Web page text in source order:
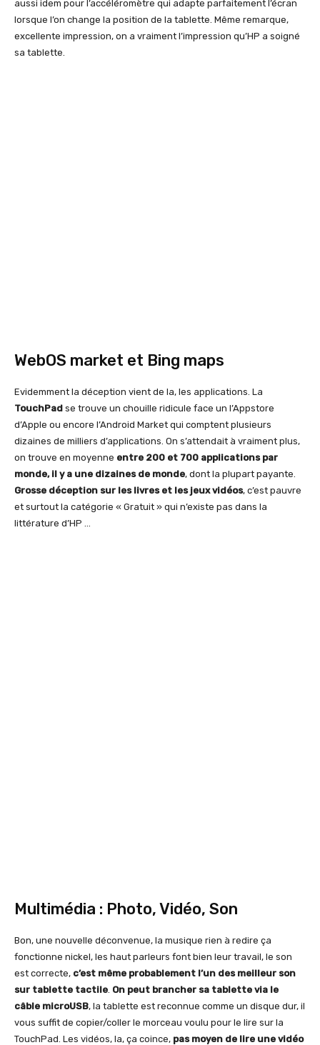
aussi idem pour l’accéléromètre qui adapte parfaitement l’écran
lorsque l’on change la position de la tablette. Même remarque,
excellente impression, on a vraiment l’impression qu’HP a soigné
sa tablette.
WebOS market et Bing maps
Evidemment la déception vient de la, les applications. La
TouchPad se trouve un chouille ridicule face un l’Appstore
d’Apple ou encore l’Android Market qui comptent plusieurs
dizaines de milliers d’applications. On s’attendait à vraiment plus,
on trouve en moyenne entre 200 et 700 applications par
monde, il y a une dizaines de monde, dont la plupart payante.
Grosse déception sur les livres et les jeux vidéos, c’est pauvre
et surtout la catégorie « Gratuit » qui n’existe pas dans la
littérature d’HP …
Multimédia : Photo, Vidéo, Son
Bon, une nouvelle déconvenue, la musique rien à redire ça
fonctionne nickel, les haut parleurs font bien leur travail, le son
est correcte, c’est même probablement l’un des meilleur son
sur tablette tactile On peut brancher sa tablette via le
câble microUSB, la tablette est reconnue comme un disque dur, il
vous suffit de copier/coller le morceau voulu pour le lire sur la
TouchPad. Les vidéos, la, ça coince, pas moyen de lire une vidéo